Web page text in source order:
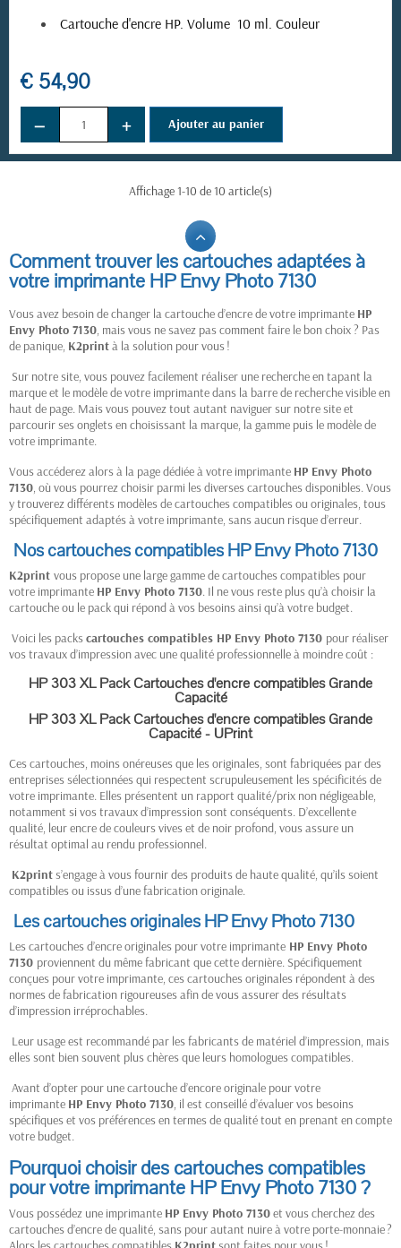
Cartouche d'encre HP. Volume 10 ml. Couleur
€ 54,90
− + Ajouter au panier
Affichage 1-10 de 10 article(s)
Comment trouver les cartouches adaptées à
votre imprimante HP Envy Photo 7130
Vous avez besoin de changer la cartouche d’encre de votre imprimante HP
Envy Photo 7130, mais vous ne savez pas comment faire le bon choix ? Pas
de panique, K2printà la solution pour vous !
Sur notre site, vous pouvez facilement réaliser une recherche en tapant la
marque et le modèle de votre imprimante dans la barre de recherche visible en
haut de page. Mais vous pouvez tout autant naviguer sur notre site et
parcourir ses onglets en choisissant la marque, la gamme puis le modèle de
votre imprimante.
Vous accéderez alors à la page dédiée à votre imprimante HP Envy Photo
7130, où vous pourrez choisir parmi les diverses cartouches disponibles. Vous
y trouverez différents modèles de cartouches compatibles ou originales, tous
spécifiquement adaptés à votre imprimante, sans aucun risque d’erreur.
Nos cartouches compatibles HP Envy Photo 7130
K2print vous propose une large gamme de cartouches compatibles pour
votre imprimante HP Envy Photo 7130. Il ne vous reste plus qu’à choisir la
cartouche ou le pack qui répond à vos besoins ainsi qu’à votre budget.
Voici les packscartouches compatibles HP Envy Photo 7130 pour réaliser
vos travaux d’impression avec une qualité professionnelle à moindre coût :
HP 303 XL Pack Cartouches d'encre compatibles Grande
Capacité
HP 303 XL Pack Cartouches d'encre compatibles Grande
Capacité - UPrint
Ces cartouches, moins onéreuses que les originales, sont fabriquées par des
entreprises sélectionnées qui respectent scrupuleusement les spécificités de
votre imprimante. Elles présentent un rapport qualité/prix non négligeable,
notamment si vos travaux d’impression sont conséquents. D’excellente
qualité, leur encre de couleurs vives et de noir profond, vous assure un
résultat optimal au rendu professionnel.
K2print s’engage à vous fournir des produits de haute qualité, qu’ils soient
compatibles ou issus d’une fabrication originale.
Les cartouches originales HP Envy Photo 7130
Les cartouches d’encre originales pour votre imprimante HP Envy Photo
7130 proviennent du même fabricant que cette dernière. Spécifiquement
conçues pour votre imprimante, ces cartouches originales répondent à des
normes de fabrication rigoureuses afin de vous assurer des résultats
d’impression irréprochables.
Leur usage est recommandé par les fabricants de matériel d’impression, mais
elles sont bien souvent plus chères que leurs homologues compatibles.
Avant d’opter pour une cartouche d’encore originale pour votre
imprimante HP Envy Photo 7130, il est conseillé d’évaluer vos besoins
spécifiques et vos préférences en termes de qualité tout en prenant en compte
votre budget.
Pourquoi choisir des cartouches compatibles
pour votre imprimante HP Envy Photo 7130?
Vous possédez une imprimante HP Envy Photo 7130et vous cherchez des
cartouches d’encre de qualité, sans pour autant nuire à votre porte-monnaie ?